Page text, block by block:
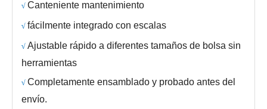
√ Canteniente mantenimiento
√ fácilmente integrado con escalas
√ Ajustable rápido a diferentes tamaños de bolsa sin
herramientas
√ Completamente ensamblado y probado antes del
envío.